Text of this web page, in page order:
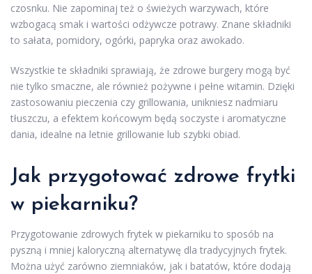
czosnku. Nie zapominaj też o świeżych warzywach, które
wzbogacą smak i wartości odżywcze potrawy. Znane składniki
to sałata, pomidory, ogórki, papryka oraz awokado.
Wszystkie te składniki sprawiają, że zdrowe burgery mogą być
nie tylko smaczne, ale również pożywne i pełne witamin. Dzięki
zastosowaniu pieczenia czy grillowania, unikniesz nadmiaru
tłuszczu, a efektem końcowym będą soczyste i aromatyczne
dania, idealne na letnie grillowanie lub szybki obiad.
Jak przygotować zdrowe frytki
w piekarniku?
Przygotowanie zdrowych frytek w piekarniku to sposób na
pyszną i mniej kaloryczną alternatywę dla tradycyjnych frytek.
Można użyć zarówno ziemniaków, jak i batatów, które dodają